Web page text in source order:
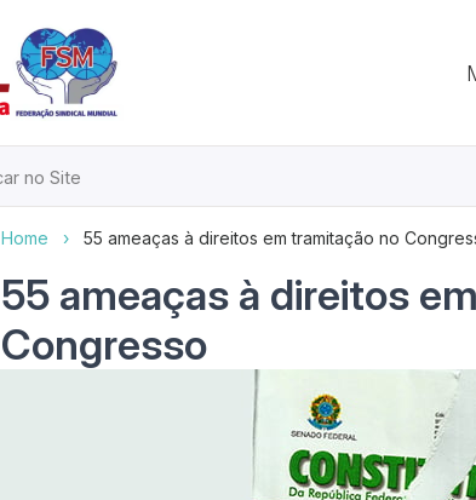
Home › 55 ameaças à direitos em tramitação no
55 ameaças à direitos
Congresso